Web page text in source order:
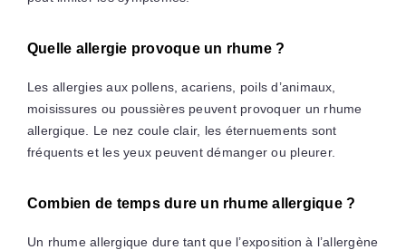
Quelle allergie provoque un rhume ?
Les allergies aux pollens, acariens, poils d’animaux,
moisissures ou poussières peuvent provoquer un rhume
allergique. Le nez coule clair, les éternuements sont
fréquents et les yeux peuvent démanger ou pleurer.
Combien de temps dure un rhume allergique ?
Un rhume allergique dure tant que l’exposition à l’allergène